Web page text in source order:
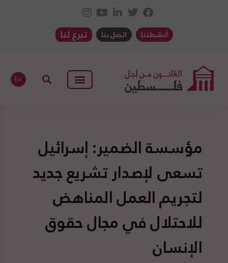
أنشطتنا اتصل بنا تبرع لنا
En
مؤسسة الضمير: إسرائيل
تسعى لإصدار تشريع جديد
لتجريم العمل المناهض
للاحتلال في مجال حقوق
الإنسان